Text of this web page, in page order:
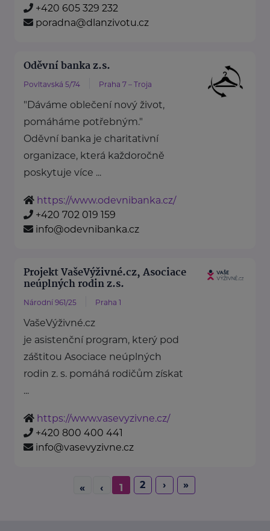
+420 605 329 232
poradna@dlanzivotu.cz
Oděvní banka z.s.
Povltavská 5/74 Praha 7 – Troja
"Dáváme oblečení nový život,
pomáháme potřebným."
Oděvní banka je charitativní
organizace, která každoročně
poskytuje více ...
https://www.odevnibanka.cz/
+420 702 019 159
info@odevnibanka.cz
Projekt VašeVýživné.cz, Asociace
neúplných rodin z.s.
Národní 961/25 Praha 1
VašeVýživné.cz
je asistenční program, který pod
záštitou Asociace neúplných
rodin z. s. pomáhá rodičům získat
...
https://www.vasevyzivne.cz/
+420 800 400 441
info@vasevyzivne.cz
« ‹ 1 2 › »